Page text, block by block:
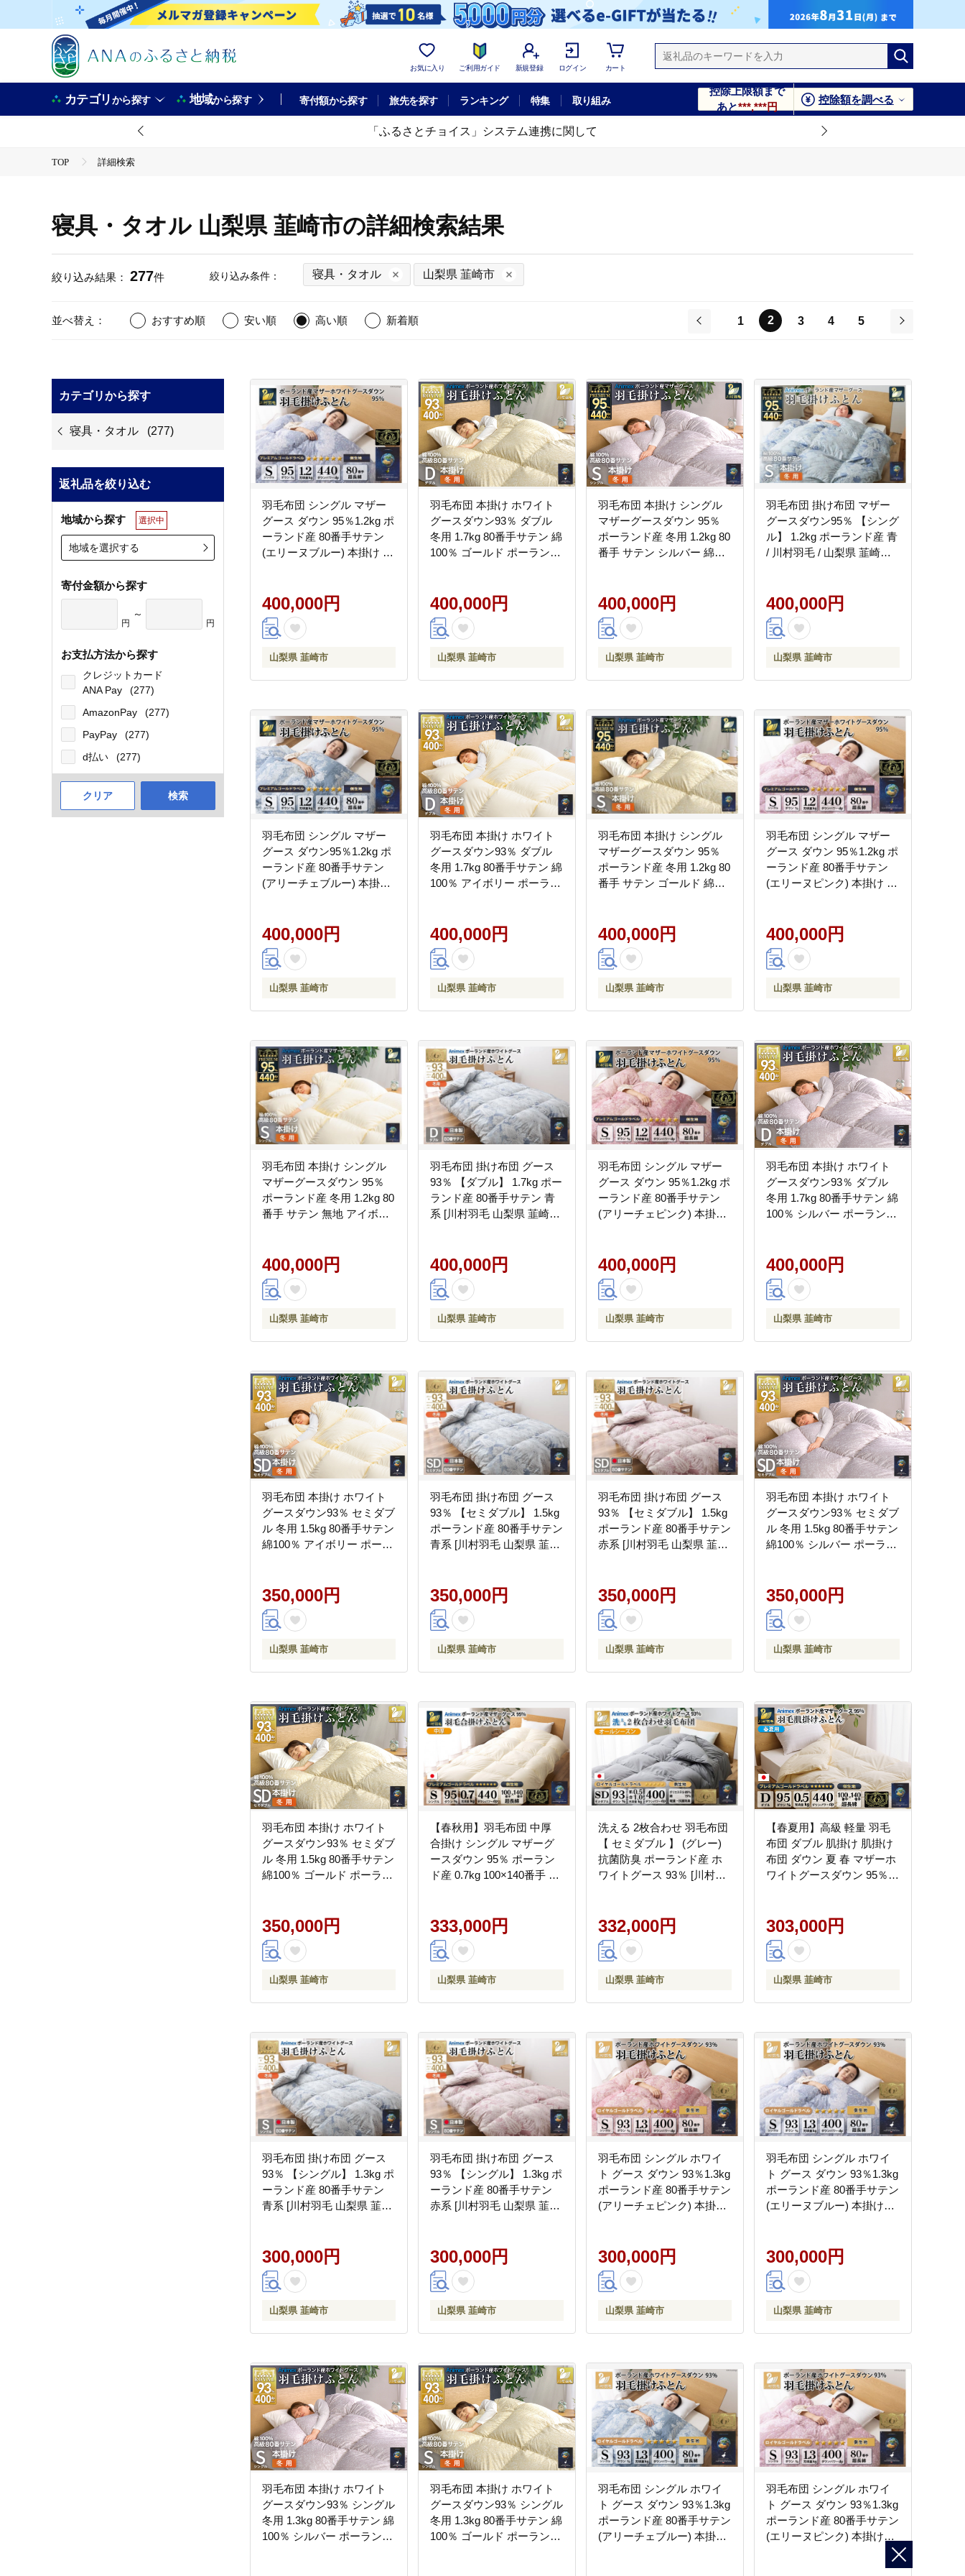
お気に入り ご利用ガイド 新規登録 ログイン カート
カテゴリから探す 地域から探す 寄付額から探す 旅先を探す ランキング 特集 取り組み
控除上限額まで
あと***,***円
控除額を調べる
「ふるさとチョイス」システム連携に関して
TOP 詳細検索
寝具・タオル 山梨県 韮崎市の詳細検索結果
絞り込み結果： 277件 絞り込み条件： 寝具・タオル 山梨県 韮崎市
並べ替え： おすすめ順 安い順 高い順
新着順
1 2 3 4
5
カテゴリから探す
寝具・タオル (277)
返礼品を絞り込む
地域から探す 選択中
地域を選択する
寄付金額から探す
円
～
円
お支払方法から探す
クレジットカード
ANA Pay
(277)
AmazonPay
(277)
PayPay
(277)
d払い
(277)
クリア 検索
羽毛布団 シングル マザー
グース ダウン 95％1.2kg ポ
ーランド産 80番手サテン
(エリーヌブルー) 本掛け /
ふとん 本掛け布団
400,000円
山梨県 韮崎市
羽毛布団 本掛け ホワイト
グースダウン93％ ダブル
冬用 1.7kg 80番手サテン 綿
100％ ゴールド ポーランド
ルド 400dp 収納袋付 日本
製 国産 増量 [川村羽毛 山梨
県 韮崎市 20745139]
400,000円
山梨県 韮崎市
羽毛布団 本掛け シングル
マザーグースダウン 95％
ポーランド産 冬用 1.2kg 80
番手 サテン シルバー 綿
ムゴールド 440dp [川村羽
毛 山梨県 韮崎市 20745147]
400,000円
山梨県 韮崎市
羽毛布団 掛け布団 マザー
グースダウン95％ 【シング
ル】 1.2kg ポーランド産 青
/ 川村羽毛 / 山梨県 韮崎市
布団 440dp 収納袋付
400,000円
山梨県 韮崎市
羽毛布団 シングル マザー
グース ダウン95％1.2kg ポ
ーランド産 80番手サテン
(アリーチェブルー) 本掛け
ふとん 本掛け布団
400,000円
山梨県 韮崎市
羽毛布団 本掛け ホワイト
グースダウン93％ ダブル
冬用 1.7kg 80番手サテン 綿
100％ アイボリー ポーラン
ールド 400dp 収納袋付 日
本製 国産 増量 無地 [川村羽
毛 山梨県 韮崎市 20745142]
400,000円
山梨県 韮崎市
羽毛布団 本掛け シングル
マザーグースダウン 95％
ポーランド産 冬用 1.2kg 80
番手 サテン ゴールド 綿
ゴールド 440dp [川村羽毛
山梨県 韮崎市 20745150]
400,000円
山梨県 韮崎市
羽毛布団 シングル マザー
グース ダウン 95％1.2kg ポ
ーランド産 80番手サテン
(エリーヌピンク) 本掛け /
ふとん 本掛け布団
400,000円
山梨県 韮崎市
羽毛布団 本掛け シングル
マザーグースダウン 95％
ポーランド産 冬用 1.2kg 80
番手 サテン 無地 アイボリ
ミアムゴールド [川村羽毛
山梨県 韮崎市 20745153]
400,000円
山梨県 韮崎市
羽毛布団 掛け布団 グース
93％ 【ダブル】 1.7kg ポー
ランド産 80番手サテン 青
系 [川村羽毛 山梨県 韮崎市
ルゴールド 400dp 収納袋付
日本製 国産 抗菌 防臭
400,000円
山梨県 韮崎市
羽毛布団 シングル マザー
グース ダウン 95％1.2kg ポ
ーランド産 80番手サテン
(アリーチェピンク) 本掛け
ふとん 本掛け布団
400,000円
山梨県 韮崎市
羽毛布団 本掛け ホワイト
グースダウン93％ ダブル
冬用 1.7kg 80番手サテン 綿
100％ シルバー ポーランド
ルド 400dp 収納袋付 日本
製 国産 増量 [川村羽毛 山梨
県 韮崎市 20745136]
400,000円
山梨県 韮崎市
羽毛布団 本掛け ホワイト
グースダウン93％ セミダブ
ル 冬用 1.5kg 80番手サテン
綿100％ アイボリー ポーラ
ゴールド 400dp 収納袋付
日本製 国産 増量 無地 [川村
羽毛 山梨県 韮崎市
350,000円
山梨県 韮崎市
羽毛布団 掛け布団 グース
93％ 【セミダブル】 1.5kg
ポーランド産 80番手サテン
青系 [川村羽毛 山梨県 韮崎
イヤルゴールド 400dp 収納
袋付 日本製 国産 抗菌 防臭
350,000円
山梨県 韮崎市
羽毛布団 掛け布団 グース
93％ 【セミダブル】 1.5kg
ポーランド産 80番手サテン
赤系 [川村羽毛 山梨県 韮崎
イヤルゴールド 400dp 収納
袋付 日本製 国産 抗菌 防臭
350,000円
山梨県 韮崎市
羽毛布団 本掛け ホワイト
グースダウン93％ セミダブ
ル 冬用 1.5kg 80番手サテン
綿100％ シルバー ポーラン
ールド 400dp 収納袋付 日
本製 国産 増量 [川村羽毛 山
梨県 韮崎市 20745137]
350,000円
山梨県 韮崎市
羽毛布団 本掛け ホワイト
グースダウン93％ セミダブ
ル 冬用 1.5kg 80番手サテン
綿100％ ゴールド ポーラン
ールド 400dp 収納袋付 日
本製 国産 増量 [川村羽毛 山
梨県 韮崎市 20745140]
350,000円
山梨県 韮崎市
【春秋用】羽毛布団 中厚
合掛け シングル マザーグ
ースダウン 95％ ポーラン
ド産 0.7kg 100×140番手 サ
韮崎市 20743645] 布団
333,000円
山梨県 韮崎市
洗える 2枚合わせ 羽毛布団
【 セミダブル 】 (グレー)
抗菌防臭 ポーランド産 ホ
ワイトグース 93％ [川村羽
ールシーズン 夏用 冬用
332,000円
山梨県 韮崎市
【春夏用】高級 軽量 羽毛
布団 ダブル 肌掛け 肌掛け
布団 ダウン 夏 春 マザーホ
ワイトグースダウン 95％
星 ポーランド産 プレミア
ムゴールドラベル ダウンケ
ット 綿100％ 布団 ふとん
け布団 寝具 日本製 羽毛 ソ
フトケース付き [川村羽毛
303,000円
山梨県 韮崎市
羽毛布団 掛け布団 グース
93％ 【シングル】 1.3kg ポ
ーランド産 80番手サテン
青系 [川村羽毛 山梨県 韮崎
イヤルゴールド 400dp 収納
袋付 日本製 国産 抗菌 防臭
300,000円
山梨県 韮崎市
羽毛布団 掛け布団 グース
93％ 【シングル】 1.3kg ポ
ーランド産 80番手サテン
赤系 [川村羽毛 山梨県 韮崎
イヤルゴールド 400dp 収納
袋付 日本製 国産 抗菌 防臭
300,000円
山梨県 韮崎市
羽毛布団 シングル ホワイ
ト グース ダウン 93％1.3kg
ポーランド産 80番手サテン
(アリーチェピンク) 本掛け
とん 本掛け布団
300,000円
山梨県 韮崎市
羽毛布団 シングル ホワイ
ト グース ダウン 93％1.3kg
ポーランド産 80番手サテン
(エリーヌブルー) 本掛け
とん 本掛け布団
300,000円
山梨県 韮崎市
羽毛布団 本掛け ホワイト
グースダウン93％ シングル
冬用 1.3kg 80番手サテン 綿
100％ シルバー ポーランド
羽毛布団 本掛け ホワイト
グースダウン93％ シングル
冬用 1.3kg 80番手サテン 綿
100％ ゴールド ポーランド
羽毛布団 シングル ホワイ
ト グース ダウン 93％1.3kg
ポーランド産 80番手サテン
(アリーチェブルー) 本掛け
羽毛布団 シングル ホワイ
ト グース ダウン 93％1.3kg
ポーランド産 80番手サテン
(エリーヌピンク) 本掛け
20743579] 羽毛 布団 羽毛ふ